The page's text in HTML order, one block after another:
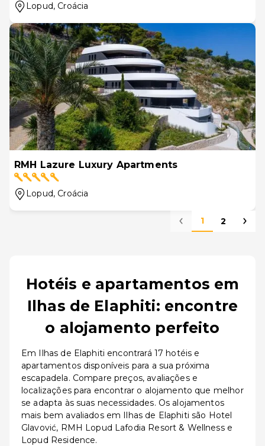
Lopud, Croácia
RMH Lazure Luxury Apartments
Lopud, Croácia
1 2
Hotéis e apartamentos em
Ilhas de Elaphiti: encontre
o alojamento perfeito
Em Ilhas de Elaphiti encontrará 17 hotéis e
apartamentos disponíveis para a sua próxima
escapadela. Compare preços, avaliações e
localizações para encontrar o alojamento que melhor
se adapta às suas necessidades. Os alojamentos
mais bem avaliados em Ilhas de Elaphiti são Hotel
Glavović, RMH Lopud Lafodia Resort & Wellness e
Lopud Residence.